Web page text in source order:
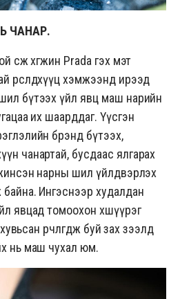
ЧАНАР.
хөгжин Prada гэх мэт
өрсөлдөхүүц хэмжээнд ирээд
бүтээх үйл явц маш нарийн
их шаарддаг. Үүсгэн
брэнд бүтээх,
чанартай, бусдаас ялгарах
жинсэн нарны шил үйлдвэрлэх
Ингэснээр худалдан
явцад томоохон хөшүүрэг
өөрчлөгдөж буй зах зээлд
нь маш чухал юм.